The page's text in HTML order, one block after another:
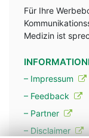
Für Ihre
Medizin ist
– Impressum
– Feedback
– Partner
– Disclaimer